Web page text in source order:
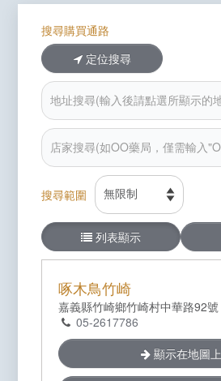
搜尋購買通路
定位搜尋
搜尋範圍
列表顯示
啄木鳥竹崎
嘉義縣竹崎鄉竹崎村中華路92號
05-2617786
顯示在地圖上